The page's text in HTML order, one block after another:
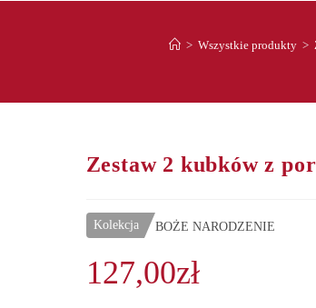
> Wszystkie produkty >
Zestaw 2 kubków z
Kolekcja BOŻE NARODZENIE
127,00zł